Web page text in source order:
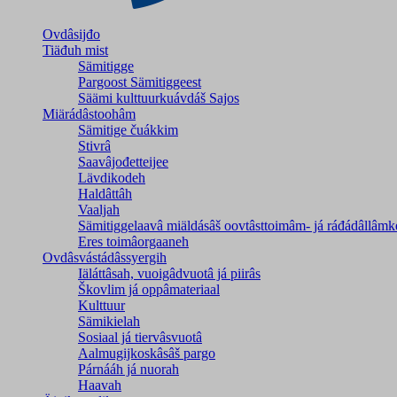
Ovdâsijđo
Tiäđuh mist
Sämitigge
Pargoost Sämitiggeest
Säämi kulttuurkuávdáš Sajos
Miärádâstoohâm
Sämitige čuákkim
Stivrâ
Saavâjođetteijee
Lävdikodeh
Haldâttâh
Vaaljah
Sämitiggelaavâ miäldásâš oovtâsttoimâm- já
Eres toimâorgaaneh
Ovdâsvástádâssyergih
Iäláttâsah, vuoigâdvuotâ já piirâs
Škovlim já oppâmateriaal
Kulttuur
Sämikielah
Sosiaal já tiervâsvuotâ
Aalmugijkoskâsâš pargo
Párnááh já nuorah
Haavah